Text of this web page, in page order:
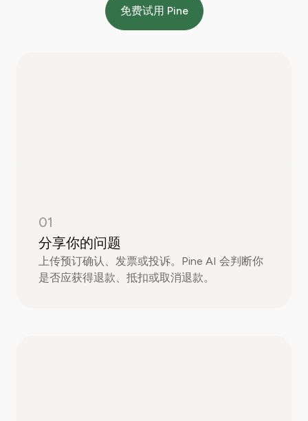
免费试用 Pine
01
分享你的问题
上传预订确认、发票或投诉。Pine AI 会判断你
是否应获得退款、抵扣或取消退款。